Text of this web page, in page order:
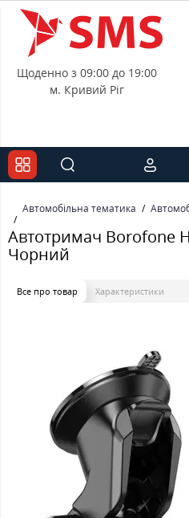
Щоденно з 09:00 до 19:00
м. Кривий Ріг
Автомобільна тематика
Автотримач Borofone
Чорний
Все про товар Характеристики